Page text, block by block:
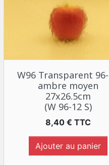
Aperçu rapide
W96 Transparent
ambre moyen
27x26.5cm
(W 96-12 S)
Prix
8,40 € TTC
Ajouter au panier